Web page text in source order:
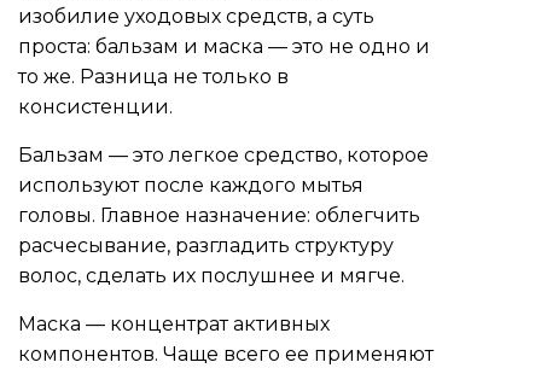
изобилие уходовых средств, а суть
проста: бальзам и маска — это не одно и
то же. Разница не только в
консистенции.
Бальзам — это легкое средство, которое
используют после каждого мытья
головы. Главное назначение: облегчить
расчесывание, разгладить структуру
волос, сделать их послушнее и мягче.
Маска — концентрат активных
компонентов. Чаще всего ее применяют